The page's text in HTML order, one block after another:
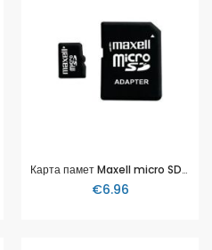
Карта памет Maxell micro SDHC, 16GB
€6.96